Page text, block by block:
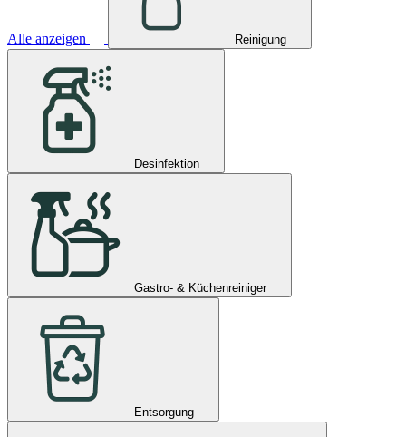
Alle anzeigen Reinigung
Desinfektion
Gastro- & Küchenreiniger
Entsorgung